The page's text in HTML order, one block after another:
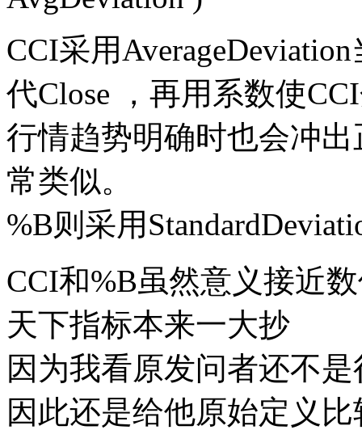
CCI采用
代Close ，再用系数使
行情趋势明确时也会冲
常类似。
%B则采用
CCI和%B虽然意义接近
天下指标本来一大抄
因为我看原发问者还不
因此还是给他原始定义